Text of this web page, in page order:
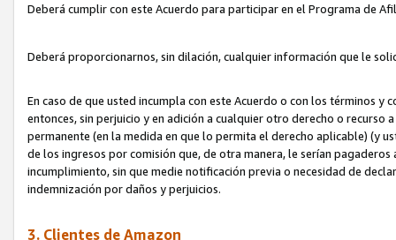
Deberá cumplir con este Acuerdo para participar en el Programa de
Deberá proporcionarnos, sin dilación, cualquier información que le
En caso de que usted incumpla con este Acuerdo o con los términos
entonces, sin perjuicio y en adición a cualquier otro derecho o
permanente (en la medida en que lo permita el derecho aplicable) (y
de los ingresos por comisión que, de otra manera, le serían
incumplimiento, sin que medie notificación previa o necesidad de
indemnización por daños y perjuicios.
3. Clientes de Amazon